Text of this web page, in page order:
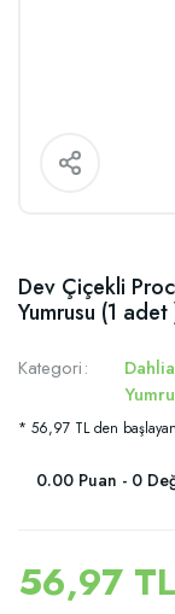
Dev Çiçekli
Yumrusu (1 adet
Kategori
* 56,97 TL den
0.00 Puan - 0
56,97 TL